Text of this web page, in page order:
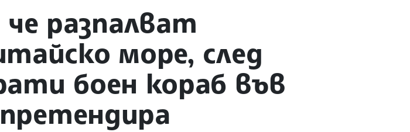
разпалват
море, след
боен кораб във